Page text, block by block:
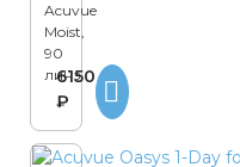
Acuvue
Moist,
90
линз
6150
₽